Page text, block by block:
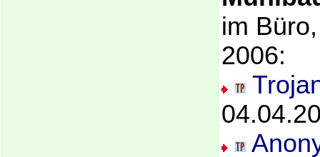
im
2006: